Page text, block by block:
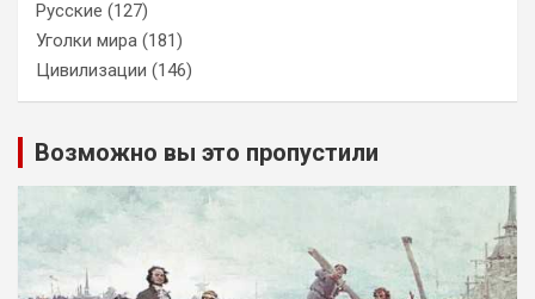
Русские (127)
Уголки мира (181)
Цивилизации (146)
Возможно вы это пропустили